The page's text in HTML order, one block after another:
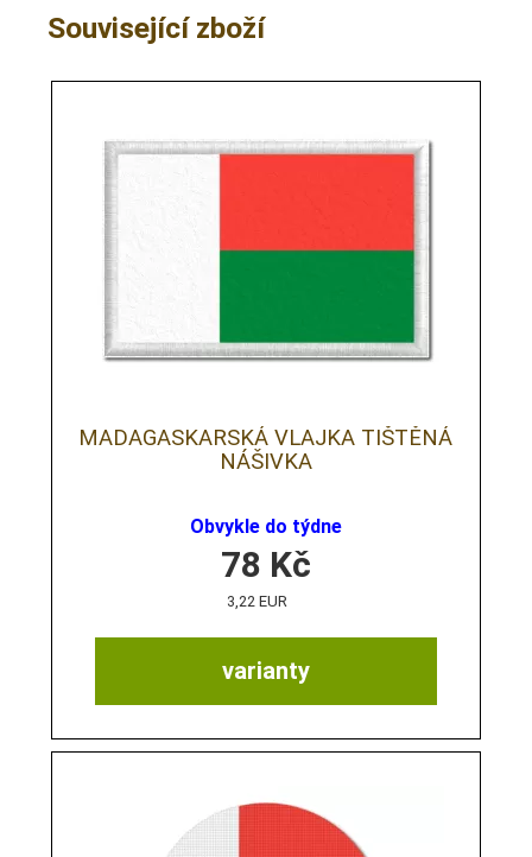
Související zboží
MADAGASKARSKÁ VLAJKA TIŠTĚNÁ
NÁŠIVKA
Obvykle do týdne
varianty
78 Kč
3,22 EUR